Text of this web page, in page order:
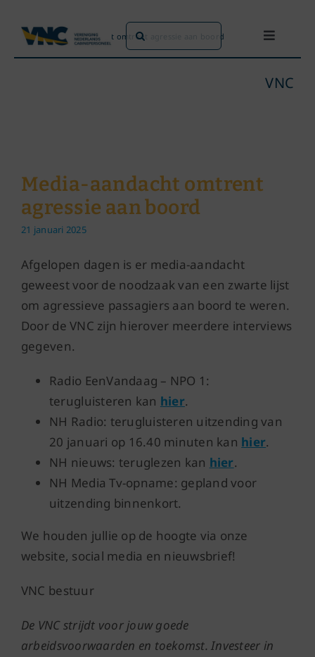
naar
inhoud
Toggle
Maatschappijen
Word lid!
Zoeken
naar:
Home» Media-aandacht omtrent agressie aan boord
VNC
Media-aandacht omtrent
agressie aan boord
21 januari 2025
Afgelopen dagen is er media-aandacht
geweest voor de noodzaak van een zwarte lijst
om agressieve passagiers aan boord te weren.
Door de VNC zijn hierover meerdere interviews
gegeven.
Radio EenVandaag – NPO 1:
terugluisteren kan hier.
NH Radio: terugluisteren uitzending van
20 januari op 16.40 minuten kan hier.
NH nieuws: teruglezen kan hier.
NH Media Tv-opname: gepland voor
uitzending binnenkort.
We houden jullie op de hoogte via onze
website, social media en nieuwsbrief!
VNC bestuur
De VNC strijdt voor jouw goede
arbeidsvoorwaarden en toekomst. Investeer in